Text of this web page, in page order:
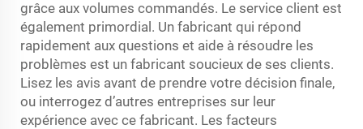
grâce aux volumes commandés. Le service client est
également primordial. Un fabricant qui répond
rapidement aux questions et aide à résoudre les
problèmes est un fabricant soucieux de ses clients.
Lisez les avis avant de prendre votre décision finale,
ou interrogez d’autres entreprises sur leur
expérience avec ce fabricant. Les facteurs